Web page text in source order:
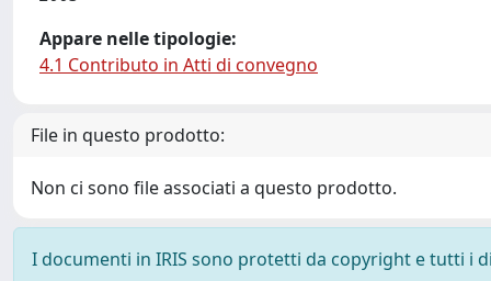
Appare nelle tipologie:
4.1 Contributo in Atti di convegno
File in questo prodotto:
Non ci sono file associati a questo prodotto.
I documenti in IRIS sono protetti da copyright e tutti i